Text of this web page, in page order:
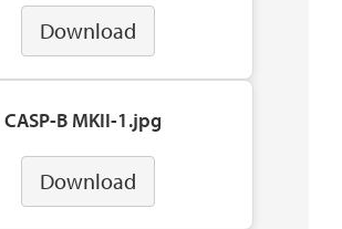
Download
CASP-B MKII-1.jpg
Download